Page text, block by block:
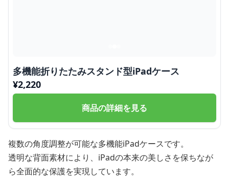
多機能折りたたみスタンド型iPadケース
¥2,220
商品の詳細を見る
複数の角度調整が可能な多機能iPadケースです。
透明な背面素材により、iPadの本来の美しさを保ちなが
ら全面的な保護を実現しています。